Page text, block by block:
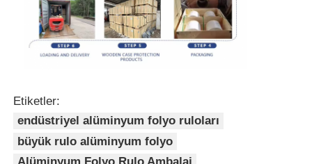
Etiketler:
endüstriyel alüminyum folyo ruloları
büyük rulo alüminyum folyo